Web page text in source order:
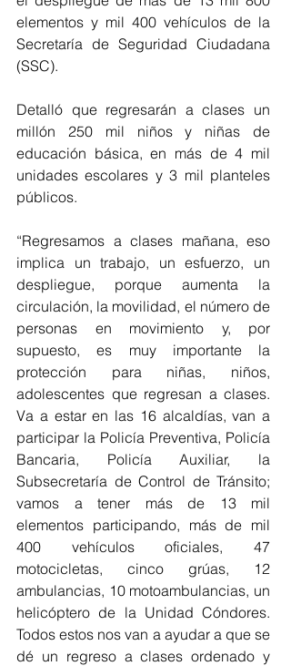
elementos y mil 400 vehículos de la
Secretaría de Seguridad Ciudadana
(SSC).
Detalló que regresarán a clases un
millón 250 mil niños y niñas de
educación básica, en más de 4 mil
unidades escolares y 3 mil planteles
públicos.
“Regresamos a clases mañana, eso
implica un trabajo, un esfuerzo, un
despliegue, porque aumenta la
circulación, la movilidad, el número de
personas en movimiento y, por
supuesto, es muy importante la
protección para niñas, niños,
adolescentes que regresan a clases.
Va a estar en las 16 alcaldías, van a
participar la Policía Preventiva, Policía
Bancaria, Policía Auxiliar, la
Subsecretaría de Control de Tránsito;
vamos a tener más de 13 mil
elementos participando, más de mil
400 vehículos oficiales, 47
motocicletas, cinco grúas, 12
ambulancias, 10 motoambulancias, un
helicóptero de la Unidad Cóndores.
Todos estos nos van a ayudar a que se
dé un regreso a clases ordenado y